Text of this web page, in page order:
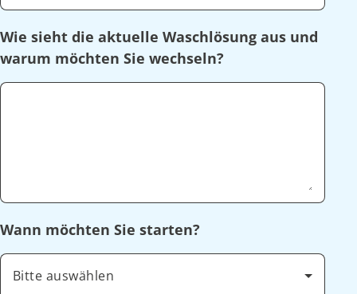
Wie sieht die aktuelle Waschlösung aus und
warum möchten Sie wechseln?
Wann möchten Sie starten?
Bitte auswählen